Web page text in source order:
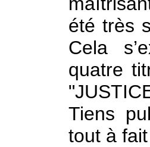
été très
Cela
quatre
Tiens
tout à